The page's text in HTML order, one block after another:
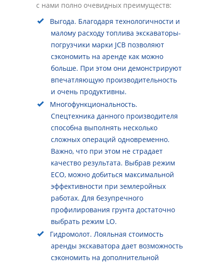
с нами полно очевидных преимуществ:
Выгода. Благодаря технологичности и
малому расходу топлива экскаваторы-
погрузчики марки JCB позволяют
сэкономить на аренде как можно
больше. При этом они демонстрируют
впечатляющую производительность
и очень продуктивны.
Многофункциональность.
Спецтехника данного производителя
способна выполнять несколько
сложных операций одновременно.
Важно, что при этом не страдает
качество результата. Выбрав режим
ECO, можно добиться максимальной
эффективности при землеройных
работах. Для безупречного
профилирования грунта достаточно
выбрать режим LO.
Гидромолот. Лояльная стоимость
аренды экскаватора дает возможность
сэкономить на дополнительной